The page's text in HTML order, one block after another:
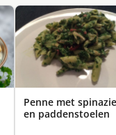
Penne met spinazie
en paddenstoelen